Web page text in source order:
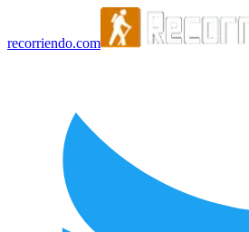
recorriendo.com